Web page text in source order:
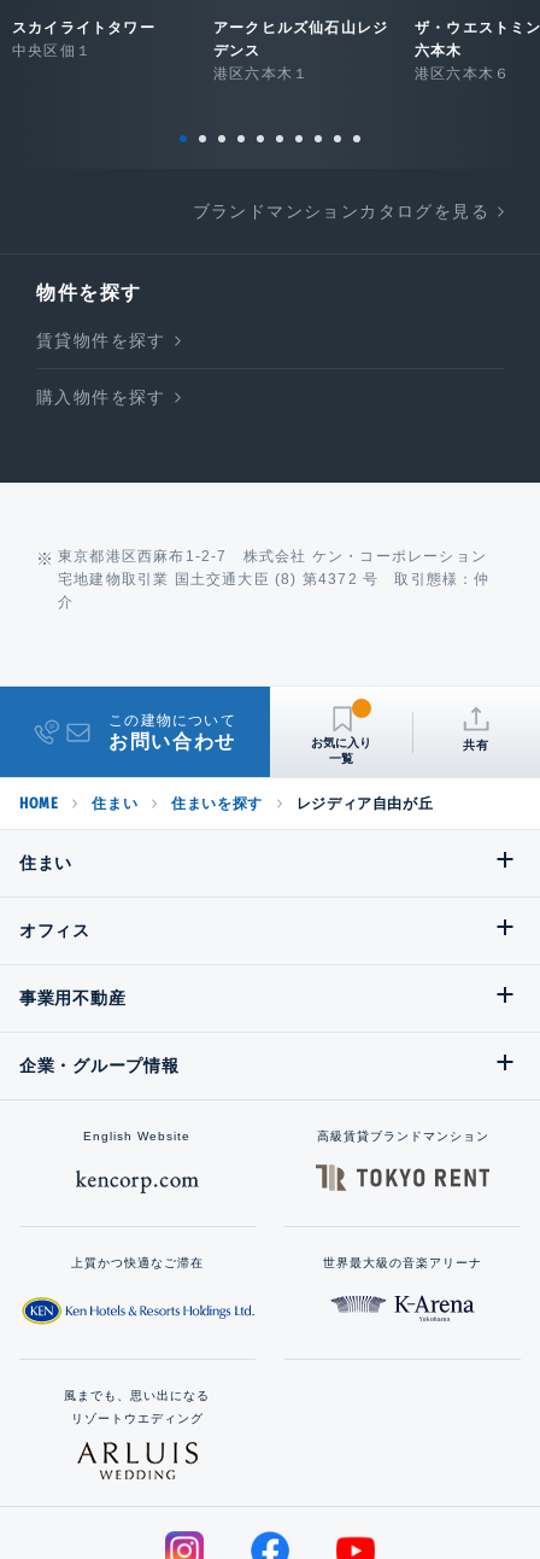
スカイライトタワー
中央区佃１
アークヒルズ仙石山レジ
デンス
港区六本木１
ザ・ウエストミ
六本木
港区六本木６
ブランドマンションカタログを見る
物件を探す
賃貸物件を探す
購入物件を探す
東京都港区西麻布1-2-7 株式会社 ケン・コーポレーション
宅地建物取引業 国土交通大臣 (8) 第4372 号 取引態様：仲
介
この建物について
お問い合わせ 共有
HOME 住まい 住まいを探す レジディア自由が丘
住まい
オフィス
事業用不動産
企業・グループ情報
English Website 高級賃貸ブランドマンション
上質かつ快適なご滞在 世界最大級の音楽アリーナ
風までも、思い出になる
リゾートウエディング